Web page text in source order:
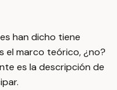
han dicho tiene
el marco teórico, ¿no?
es la descripción de